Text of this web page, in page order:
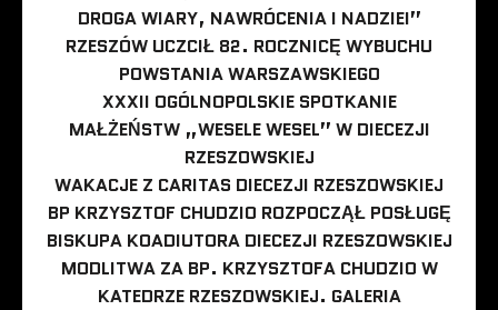
DROGA WIARY, NAWRÓCENIA I NADZIEI”
RZESZÓW UCZCIŁ 82. ROCZNICĘ WYBUCHU
POWSTANIA WARSZAWSKIEGO
XXXII OGÓLNOPOLSKIE SPOTKANIE
MAŁŻEŃSTW „WESELE WESEL” W DIECEZJI
RZESZOWSKIEJ
WAKACJE Z CARITAS DIECEZJI RZESZOWSKIEJ
BP KRZYSZTOF CHUDZIO ROZPOCZĄŁ POSŁUGĘ
BISKUPA KOADIUTORA DIECEZJI RZESZOWSKIEJ
MODLITWA ZA BP. KRZYSZTOFA CHUDZIO W
KATEDRZE RZESZOWSKIEJ. GALERIA